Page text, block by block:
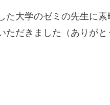
た大学のゼミの先生に
ただきました（ありがと